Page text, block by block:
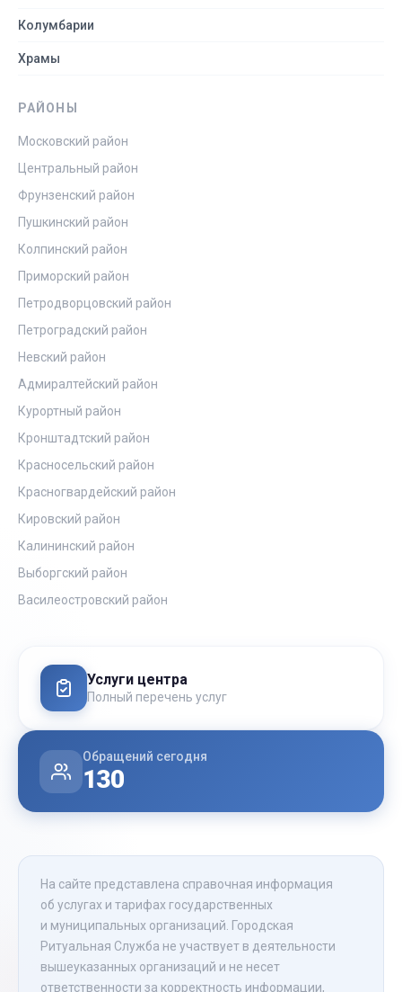
Колумбарии
Храмы
РАЙОНЫ
Московский район
Центральный район
Фрунзенский район
Пушкинский район
Колпинский район
Приморский район
Петродворцовский район
Петроградский район
Невский район
Адмиралтейский район
Курортный район
Кронштадтский район
Красносельский район
Красногвардейский район
Кировский район
Калининский район
Выборгский район
Василеостровский район
Услуги центра
Полный перечень услуг
Обращений сегодня
130
На сайте представлена справочная информация
об услугах и тарифах государственных
и муниципальных организаций. Городская
Ритуальная Служба не участвует в деятельности
вышеуказанных организаций и не несет
ответственности за корректность информации,